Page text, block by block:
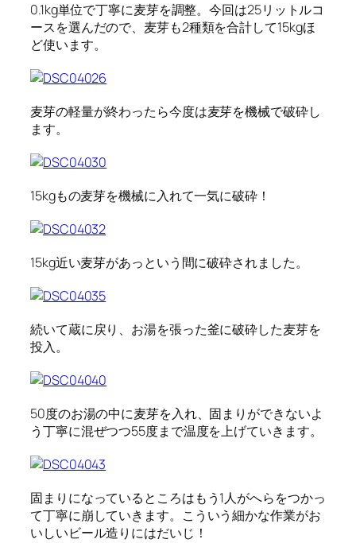
0.1kg単位で丁寧に麦芽を調整。今回は25リットルコ
ースを選んだので、麦芽も2種類を合計して15kgほ
ど使います。
麦芽の軽量が終わったら今度は麦芽を機械で破砕し
ます。
15kgもの麦芽を機械に入れて一気に破砕！
15kg近い麦芽があっという間に破砕されました。
続いて蔵に戻り、お湯を張った釜に破砕した麦芽を
投入。
50度のお湯の中に麦芽を入れ、固まりができないよ
う丁寧に混ぜつつ55度まで温度を上げていきます。
固まりになっているところはもう1人がへらをつかっ
て丁寧に崩していきます。こういう細かな作業がお
いしいビール造りにはだいじ！